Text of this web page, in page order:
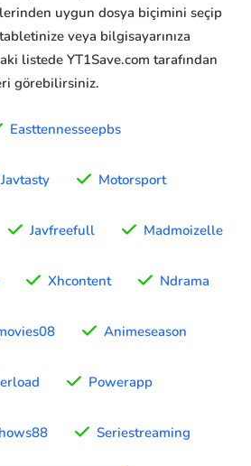
uygun dosya biçimini seçip
veya bilgisayarınıza
listede YT1Save.com tarafından
görebilirsiniz.
Easttennesseepbs
Javtasty Motorsport
Javfreefull Madmoizelle
Xhcontent Ndrama
Animeseason
Powerapp
Seriestreaming